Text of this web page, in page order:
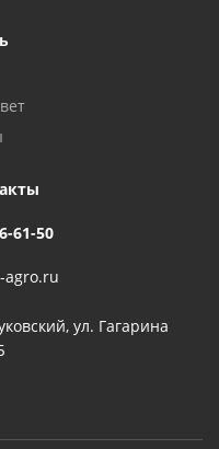
61-50
agro.ru
ул. Гагарина